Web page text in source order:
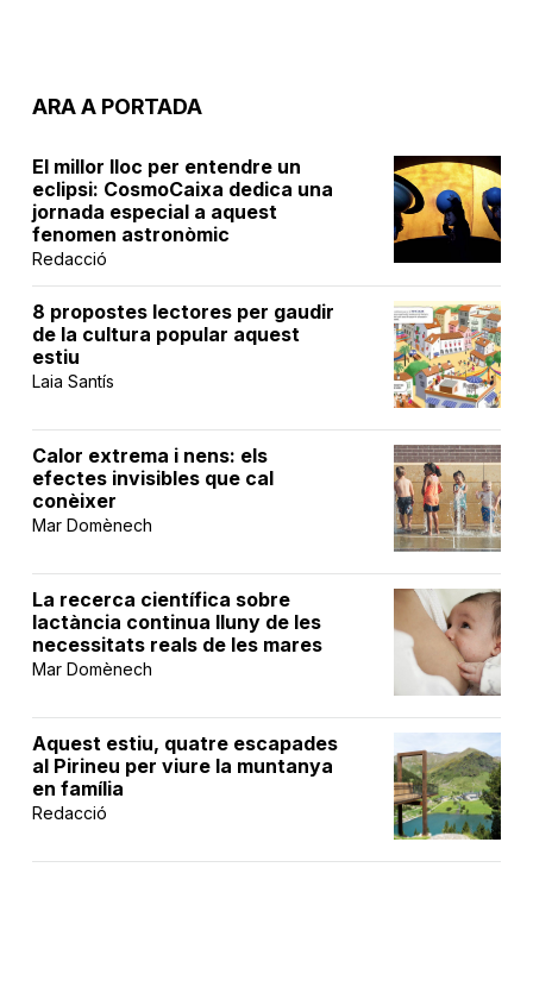
ARA A PORTADA
El millor lloc per entendre un
eclipsi: CosmoCaixa dedica una
jornada especial a aquest
fenomen astronòmic
Redacció
8 propostes lectores per gaudir
de la cultura popular aquest
estiu
Laia Santís
Calor extrema i nens: els
efectes invisibles que cal
conèixer
Mar Domènech
La recerca científica sobre
lactància continua lluny de les
necessitats reals de les mares
Mar Domènech
Aquest estiu, quatre escapades
al Pirineu per viure la muntanya
en família
Redacció